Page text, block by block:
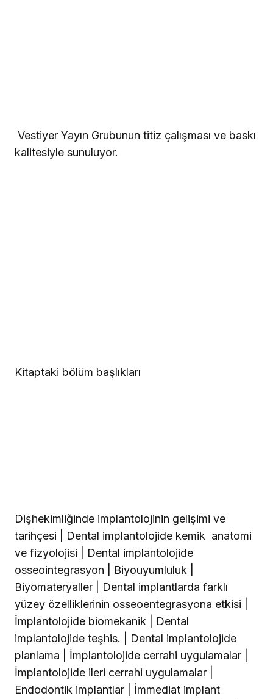
 Vestiyer Yayın Grubunun titiz çalışması ve baskı
kalitesiyle sunuluyor.
Kitaptaki bölüm başlıkları
Dişhekimliğinde implantolojinin gelişimi ve
tarihçesi | Dental implantolojide kemik anatomi
ve fizyolojisi | Dental implantolojide
osseointegrasyon | Biyouyumluluk |
Biyomateryaller | Dental implantlarda farklı
yüzey özelliklerinin osseoentegrasyona etkisi |
İmplantolojide biomekanik | Dental
implantolojide teşhis. | Dental implantolojide
planlama | İmplantolojide cerrahi uygulamalar |
İmplantolojide ileri cerrahi uygulamalar |
Endodontik implantlar | İmmediat implant